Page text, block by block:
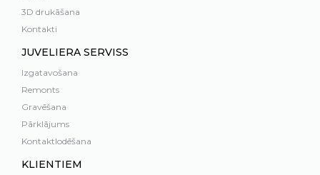
3D drukāšana
Kontakti
JUVELIERA SERVISS
Izgatavošana
Remonts
Gravēšana
Pārklājums
Kontaktlodēšana
KLIENTIEM